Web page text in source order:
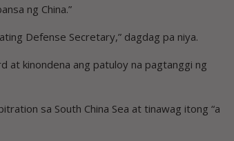
ng China.”
Defense Secretary,” dagdag pa niya.
at kinondena ang patuloy na pagtanggi ng
sa South China Sea at tinawag itong “a